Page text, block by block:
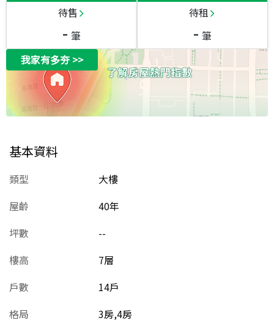
待售
- 筆
待租
- 筆
我家有多夯>>
基本資料
類型
大樓
屋齡
40年
坪數
--
樓高
7層
戶數
14戶
格局
3房,4房